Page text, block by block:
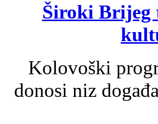
Široki Brijeg
Kolovoški
donosi niz